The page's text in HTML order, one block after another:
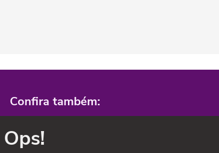
Confira também:
Ops!